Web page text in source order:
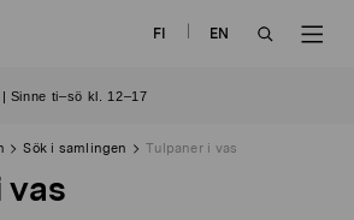
FI
EN
Sinne ti–sö kl. 12–17
Sök i samlingen Tulpaner i vas
vas